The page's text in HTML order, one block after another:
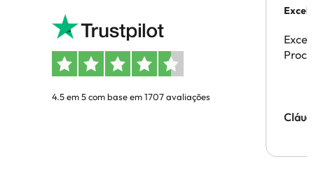
4.5 em 5 com base em 1707 avaliações